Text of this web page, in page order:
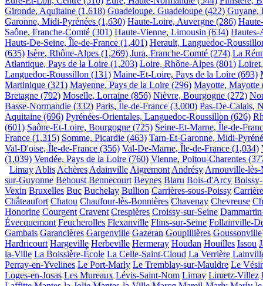
Gironde, Aquitaine (1,618) Guadeloupe, Guadeloupe (422) Guyane,
Garonne, Midi-Pyrénées (1,630) Haute-Loire, Auvergne (286)
Saône, Franche-Comté (301) Haute-Vienne, Limousin (634) Hautes-
Hauts-De-Seine, Île-de-France (1,401) Herault, Languedoc-
(635) Isère, Rhône-Alpes (1,269) Jura, Franche-Comté (274) La
Atlantique, Pays de la Loire (1,203) Loire, Rhône-Alpes (801)
Languedoc-Roussillon (131) Maine-Et-Loire, Pays de la Loire (693)
Martinique (321) Mayenne, Pays de la Loire (296) Mayotte, Mayotte
Bretagne (792) Moselle, Lorraine (856) Nièvre, Bourgogne (272)
Basse-Normandie (332) Paris, Île-de-France (3,000) Pas-De-Calais,
Aquitaine (696) Pyrénées-Orientales, Languedoc-Roussillon (626)
(601) Saône-Et-Loire, Bourgogne (725) Seine-Et-Marne, Île-de-
France (1,315) Somme, Picardie (463) Tarn-Et-Garonne, Midi-
Val-D'oise, Île-de-France (356) Val-De-Marne, Île-de-France (1,034)
(1,039) Vendée, Pays de la Loire (760) Vienne, Poitou-Charentes
Limay Ablis Achères Adainville Aigremont Andrésy Arnouville-lès-
sur-Guyonne Behoust Bennecourt Beynes Blaru Bois-d'Arcy
Vexin Bruxelles Buc Buchelay Bullion Carrières-sous-Poissy
Châteaufort Chatou Chaufour-lès-Bonnières Chavenay Chevreuse
Honorine Courgent Cravent Crespières Croissy-sur-Seine
Évecquemont Feucherolles Flexanville Flins-sur-Seine Follainville-
Gambais Garancières Gargenville Gazeran Goupillières Goussonville
Hardricourt Hargeville Herbeville Hermeray Houdan Houilles Issou
la-Ville La Boissière-École La Celle-Saint-Cloud La Verrière
Perray-en-Yvelines Le Port-Marly Le Tremblay-sur-Mauldre Le
Loges-en-Josas Les Mureaux Lévis-Saint-Nom Limay Limetz-Villez